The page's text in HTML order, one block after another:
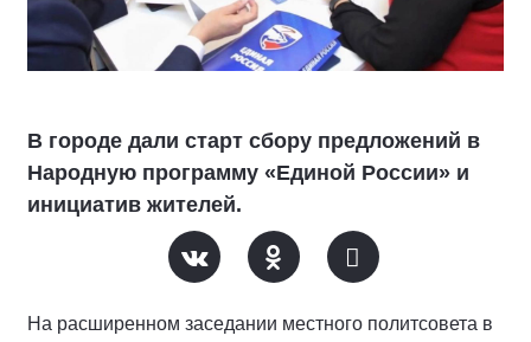
В городе дали старт сбору предложений в
Народную программу «Единой России» и
инициатив жителей.
На расширенном заседании местного политсовета в